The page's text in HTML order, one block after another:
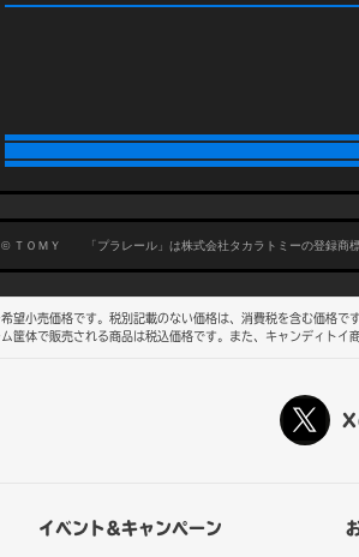
© ＴＯＭＹ 「プラレール」は株式会社タカラトミーの登録商
希望小売価格です。税別記載のない価格は、消費税を含む価
筐体で販売される商品は税込価格です。また、キャンディトイ
イベント&キャンペーン